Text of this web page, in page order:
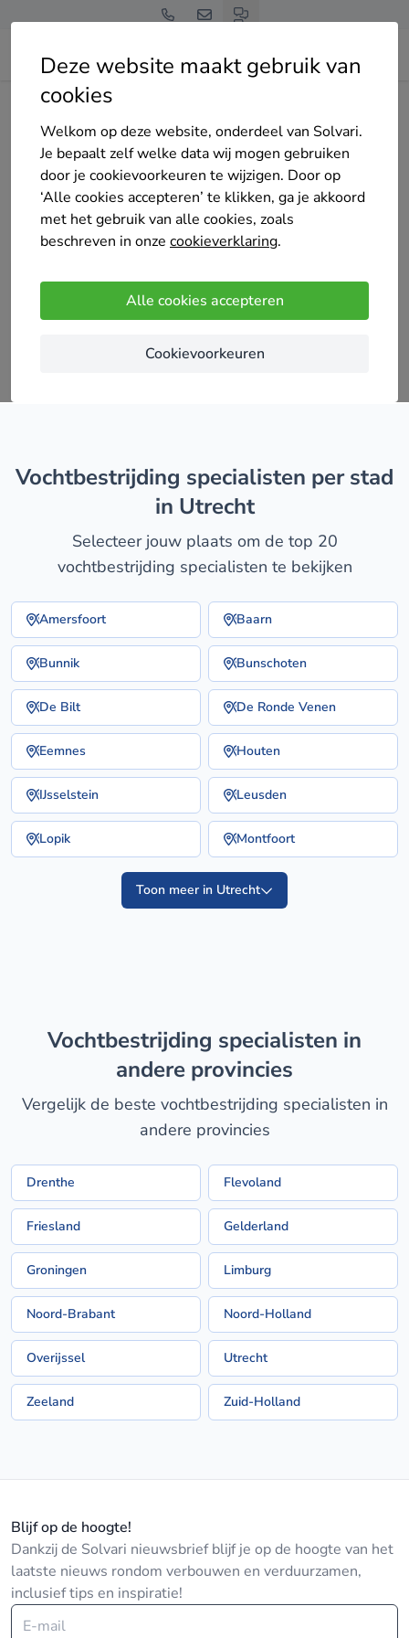
Deze website maakt gebruik van
cookies
Welkom op deze website, onderdeel van Solvari.
Je bepaalt zelf welke data wij mogen gebruiken
door je cookievoorkeuren te wijzigen. Door op
‘Alle cookies accepteren’ te klikken, ga je akkoord
met het gebruik van alle cookies, zoals
beschreven in onze cookieverklaring.
Alle cookies accepteren
Cookievoorkeuren
Home Vochtbestrijding
Tot 4 offertes op maat
vochtbestrijding
specialisten in Utrecht
Vergelijk offertes
vochtbestrijding specialisten per stad
in Utrecht
Selecteer jouw plaats om de top 20
vochtbestrijding specialisten te bekijken
Amersfoort Baarn
Bunnik Bunschoten
De Bilt De Ronde Venen
Eemnes Houten
IJsselstein Leusden
Lopik Montfoort
Toon meer in Utrecht
vochtbestrijding specialisten in
andere provincies
Vergelijk de beste vochtbestrijding specialisten in
andere provincies
Drenthe Flevoland
Friesland Gelderland
Groningen Limburg
Noord-Brabant Noord-Holland
Overijssel Utrecht
Zeeland Zuid-Holland
Blijf op de hoogte!
Dankzij de Solvari nieuwsbrief blijf je op de hoogte van het
laatste nieuws rondom verbouwen en verduurzamen,
inclusief tips en inspiratie!